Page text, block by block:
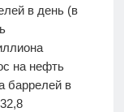
в день (в
на нефть
баррелей в